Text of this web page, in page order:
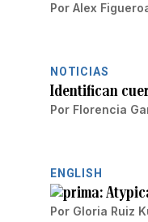
Por Alex
NOTICIAS
Identifican
Por Florencia
ENGLISH
Por Gloria Ruiz